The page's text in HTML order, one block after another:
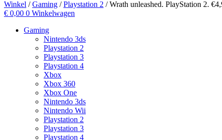
Winkel /Gaming /Playstation 2 / Wrath unleashed. PlayStation 2.
€ 0,00 0 Winkelwagen
Gaming
Nintendo 3ds
Playstation 2
Playstation 3
Playstation 4
Xbox
Xbox 360
Xbox One
Nintendo 3ds
Nintendo Wii
Playstation 2
Playstation 3
Playstation 4